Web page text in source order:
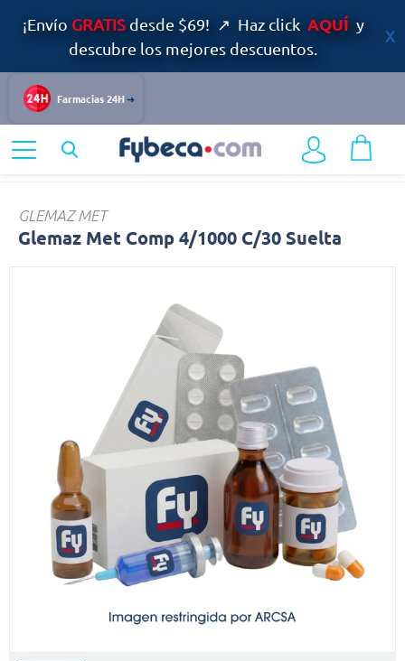
¡Envío GRATISdesde $69! ↗ Haz click AQUÍ y
descubre los mejores descuentos.
Farmacias 24H
Diabetes
GLEMAZ MET
Glemaz Met Comp 4/1000 C/30 Suelta